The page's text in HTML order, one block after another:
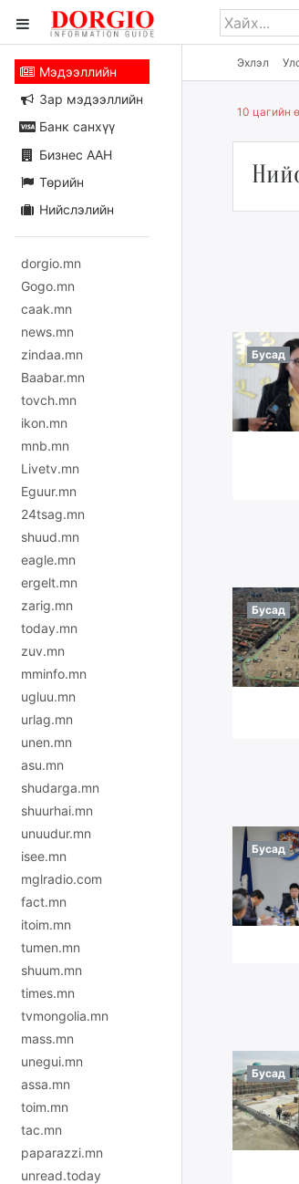
Эхлэл
Мэдээллийн
Зар мэдээллийн
Банк санхүү
Бизнес ААН
Төрийн
Нийслэлийн
dorgio.mn
Gogo.mn
caak.mn
news.mn
zindaa.mn
Baabar.mn
tovch.mn
ikon.mn
mnb.mn
Livetv.mn
Eguur.mn
24tsag.mn
shuud.mn
eagle.mn
ergelt.mn
zarig.mn
today.mn
zuv.mn
mminfo.mn
ugluu.mn
urlag.mn
unen.mn
asu.mn
shudarga.mn
shuurhai.mn
unuudur.mn
isee.mn
mglradio.com
fact.mn
itoim.mn
tumen.mn
shuum.mn
times.mn
tvmongolia.mn
mass.mn
unegui.mn
assa.mn
toim.mn
tac.mn
paparazzi.mn
unread.today
10 цагийн
Бусад
Бусад
Бусад
Бусад